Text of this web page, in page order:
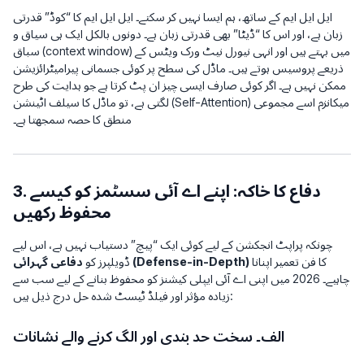
ایل ایل ایم کے ساتھ، ہم ایسا نہیں کر سکتے۔ ایل ایل ایم کا “کوڈ” قدرتی
زبان ہے، اور اس کا “ڈیٹا” بھی قدرتی زبان ہے۔ دونوں بالکل ایک ہی سیاق و
سباق (context window) میں بہتے ہیں اور انہی نیورل نیٹ ورک ویٹس کے
ذریعے پروسیس ہوتے ہیں۔ ماڈل کی سطح پر کوئی جسمانی پیرامیٹرائزیشن
ممکن نہیں ہے۔ اگر کوئی صارف ایسی چیز ان پٹ کرتا ہے جو ہدایت کی طرح
لگتی ہے، تو ماڈل کا سیلف اٹینشن (Self-Attention) میکانزم اسے مجموعی
منطق کا حصہ سمجھتا ہے۔
3. دفاع کا خاکہ: اپنے اے آئی سسٹمز کو کیسے
محفوظ رکھیں
چونکہ پراپٹ انجکشن کے لیے کوئی ایک “پیچ” دستیاب نہیں ہے، اس لیے
ڈویلپرز کو دفاعی گہرائی (Defense-in-Depth)
چاہیے۔ 2026 میں اپنی اے آئی ایپلی کیشنز کو محفوظ بنانے کے لیے سب سے
زیادہ مؤثر اور فیلڈ ٹیسٹ شدہ حل درج ذیل ہیں:
الف۔ سخت حد بندی اور الگ کرنے والے نشانات